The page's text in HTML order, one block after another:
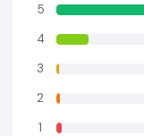
5
4
3
2
1